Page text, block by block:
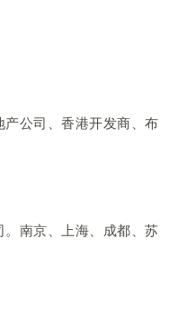
公司、香港开发商、布
。南京、上海、成都、苏